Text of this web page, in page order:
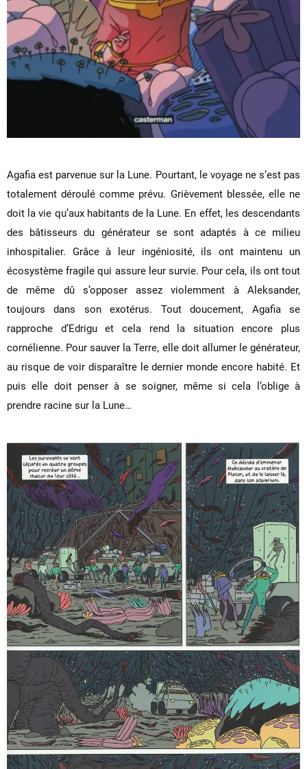
Agafia est parvenue sur la Lune. Pourtant, le voyage ne s’est pas
totalement déroulé comme prévu. Grièvement blessée, elle ne
doit la vie qu’aux habitants de la Lune. En effet, les descendants
des bâtisseurs du générateur se sont adaptés à ce milieu
inhospitalier. Grâce à leur ingéniosité, ils ont maintenu un
écosystème fragile qui assure leur survie. Pour cela, ils ont tout
de même dû s’opposer assez violemment à Aleksander,
toujours dans son exotérus. Tout doucement, Agafia se
rapproche d’Edrigu et cela rend la situation encore plus
cornélienne. Pour sauver la Terre, elle doit allumer le générateur,
au risque de voir disparaître le dernier monde encore habité. Et
puis elle doit penser à se soigner, même si cela l’oblige à
prendre racine sur la Lune…